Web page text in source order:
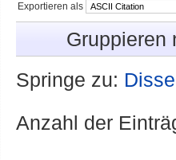
Exportieren als
Gruppieren
Springe zu:
Anzahl der